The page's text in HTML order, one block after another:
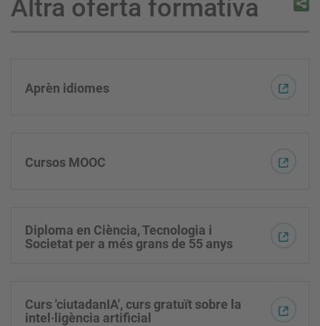
Altra oferta formativa
Aprèn idiomes
Cursos MOOC
Diploma en Ciència, Tecnologia i
Societat per a més grans de 55 anys
Curs 'ciutadanIA', curs gratuït sobre la
intel·ligència artificial